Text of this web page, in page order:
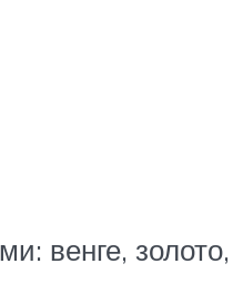
венге, золото,